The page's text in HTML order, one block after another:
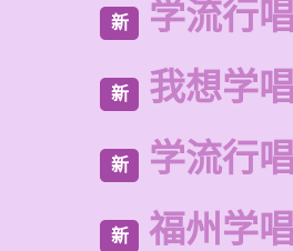
新 学流行
新 我想学
新 学流行
新 福州学